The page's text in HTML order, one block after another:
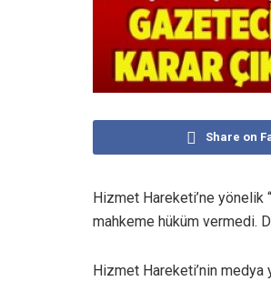
Share on
Hizmet Hareketi’ne yönelik
mahkeme hüküm vermedi.
Hizmet Hareketi’nin medya